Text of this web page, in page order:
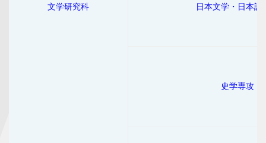
文学研究科 日本文学・日本語
史学専攻